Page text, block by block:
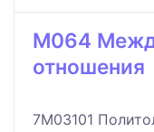
M064
отношения
7M03101